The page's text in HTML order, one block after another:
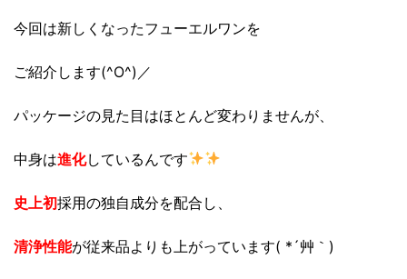
今回は新しくなったフューエルワンを
ご紹介します(^O^)／
パッケージの見た目はほとんど変わりませんが、
中身は進化しているんです
史上初採用の独自成分を配合し、
清浄性能が従来品よりも上がっています( *´艸｀)